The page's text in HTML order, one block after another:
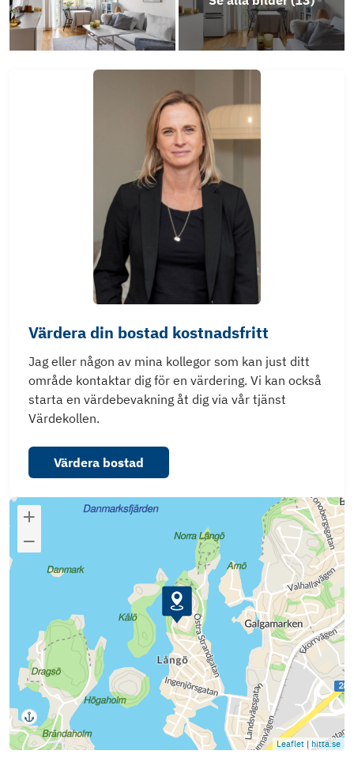
Information av bostaden
Objektsbeskrivning
Värdera din bostad kostnadsfritt
Jag eller någon av mina kollegor som kan just ditt
område kontaktar dig för en värdering. Vi kan också
starta en värdebevakning åt dig via vår tjänst
Värdekollen.
Värdera bostad
Leaflet | hitta.se